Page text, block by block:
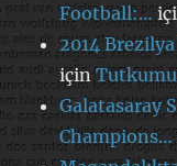
Football:…
2014
için
Galatasaray
Champions…